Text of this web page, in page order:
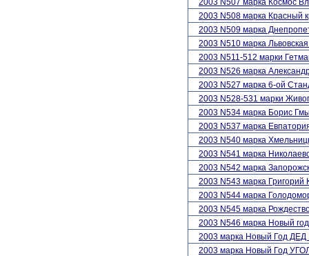
2003 N507 марка Космос
2003 N508 марка Красный
2003 N509 марка
2003 N510 марка
2003 N511-512 марки
2003 N526 марка
2003 N527 марка 6-ой
2003 N528-531 марки
2003 N534 марка Борис
2003 N537 марка
2003 N540 марка
2003 N541 марка
2003 N542 марка
2003 N543 марка Григорий
2003 N544 марка
2003 N545 марка
2003 N546 марка Новый год
2003 марка Новый Год
2003 марка Новый Год